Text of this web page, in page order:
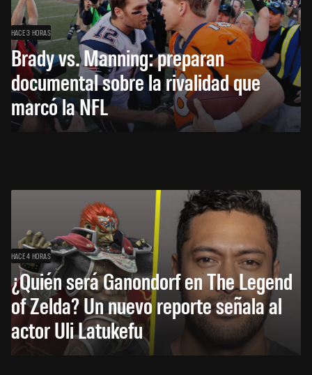
HACE 3 HORAS
Brady vs. Manning: preparan
documental sobre la rivalidad que
marcó la NFL
HACE 4 HORAS
¿Quién será Ganondorf en The Legend
of Zelda? Un nuevo reporte señala al
actor Uli Latukefu